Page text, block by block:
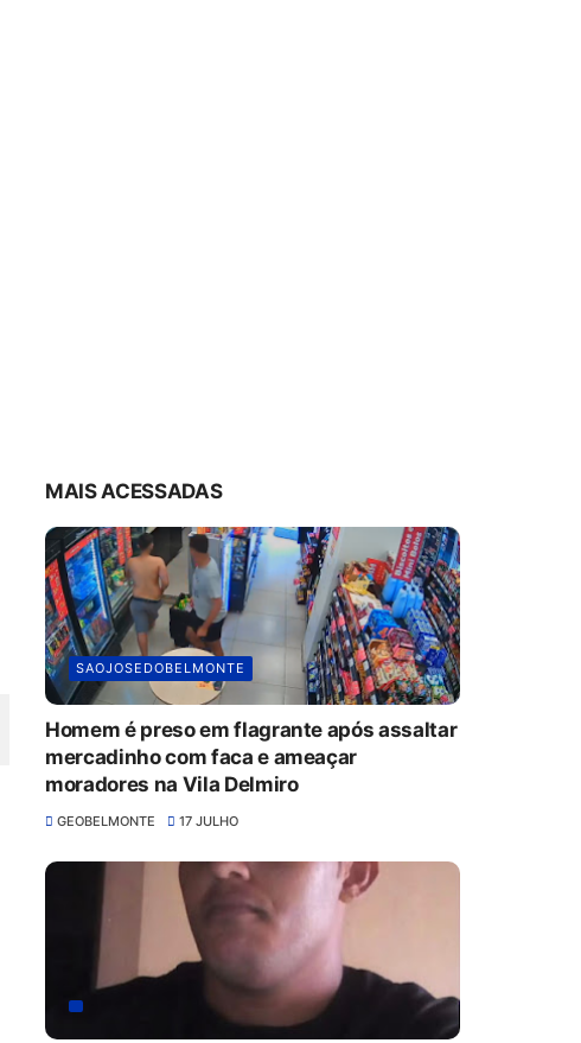
MAIS ACESSADAS
SAOJOSEDOBELMONTE
Homem é preso em flagrante após assaltar
mercadinho com faca e ameaçar
moradores na Vila Delmiro
GEOBELMONTE 17 JULHO